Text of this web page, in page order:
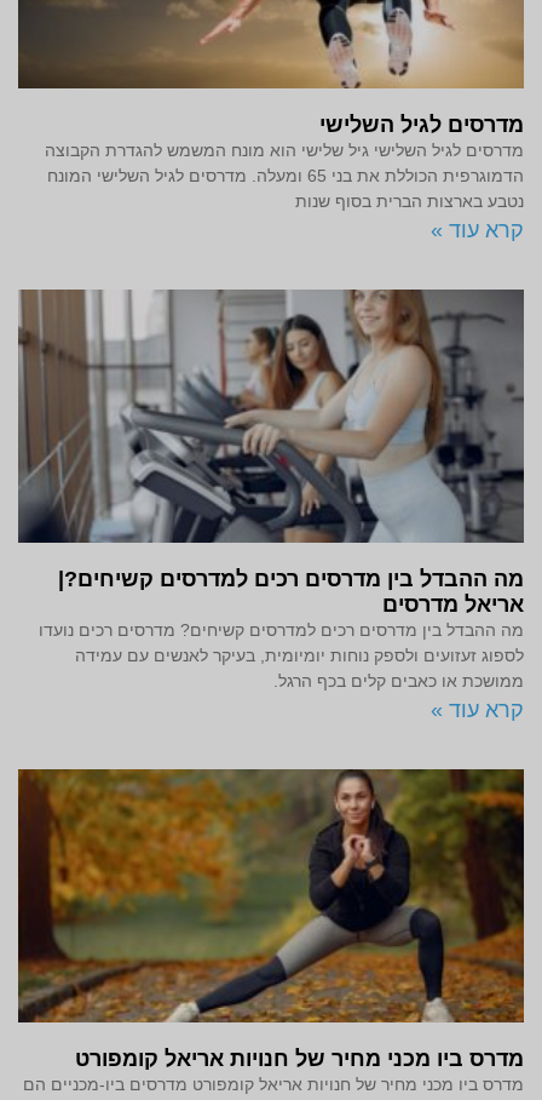
מדרסים לגיל השלישי
מדרסים לגיל השלישי גיל שלישי הוא מונח המשמש להגדרת הקבוצה
הדמוגרפית הכוללת את בני 65 ומעלה. מדרסים לגיל השלישי המונח
נטבע בארצות הברית בסוף שנות
קרא עוד »
מה ההבדל בין מדרסים רכים למדרסים קשיחים?|
אריאל מדרסים
מה ההבדל בין מדרסים רכים למדרסים קשיחים? מדרסים רכים נועדו
לספוג זעזועים ולספק נוחות יומיומית, בעיקר לאנשים עם עמידה
ממושכת או כאבים קלים בכף הרגל.
קרא עוד »
מדרס ביו מכני מחיר של חנויות אריאל קומפורט
מדרס ביו מכני מחיר של חנויות אריאל קומפורט מדרסים ביו-מכניים הם